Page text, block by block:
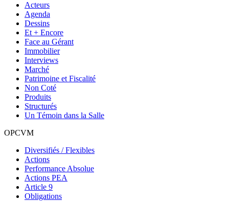
Acteurs
Agenda
Dessins
Et + Encore
Face au Gérant
Immobilier
Interviews
Marché
Patrimoine et Fiscalité
Non Coté
Produits
Structurés
Un Témoin dans la Salle
OPCVM
Diversifiés / Flexibles
Actions
Performance Absolue
Actions PEA
Article 9
Obligations